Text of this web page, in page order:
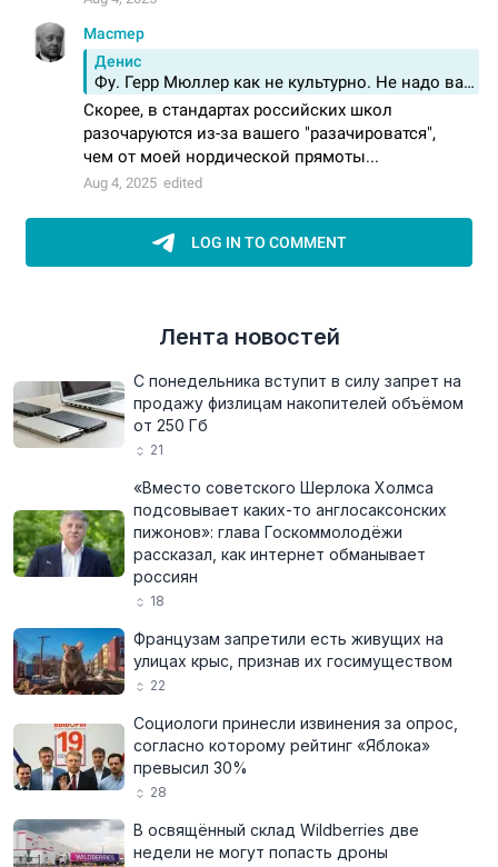
Лента новостей
С понедельника вступит в силу запрет на
продажу физлицам накопителей объёмом
от 250 Гб
21
«Вместо советского Шерлока Холмса
подсовывает каких-то англосаксонских
пижонов»: глава Госкоммолодёжи
рассказал, как интернет обманывает
россиян
18
Французам запретили есть живущих на
улицах крыс, признав их госимуществом
22
Социологи принесли извинения за опрос,
согласно которому рейтинг «Яблока»
превысил 30%
28
В освящённый склад Wildberries две
недели не могут попасть дроны